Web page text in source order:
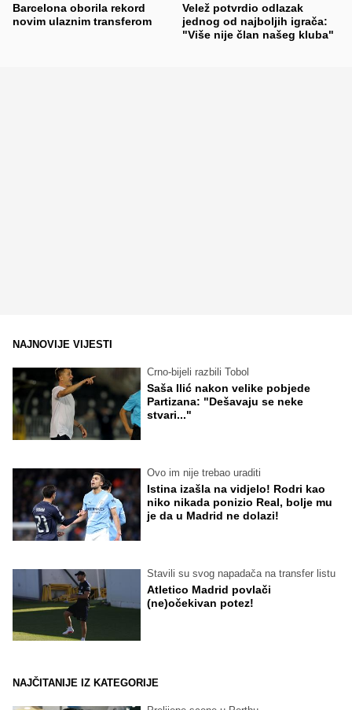
Barcelona oborila rekord
novim ulaznim transferom
Velež potvrdio odlazak
jednog od najboljih igrača:
"Više nije član našeg kluba"
NAJNOVIJE VIJESTI
Crno-bijeli razbili Tobol
Saša Ilić nakon velike pobjede
Partizana: "Dešavaju se neke
stvari..."
Ovo im nije trebao uraditi
Istina izašla na vidjelo! Rodri kao
niko nikada ponizio Real, bolje mu
je da u Madrid ne dolazi!
Stavili su svog napadača na transfer listu
Atletico Madrid povlači
(ne)očekivan potez!
NAJČITANIJE IZ KATEGORIJE